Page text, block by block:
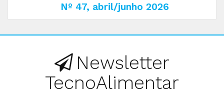
Nº 47, abril/junho 2026
Newsletter
TecnoAlimentar